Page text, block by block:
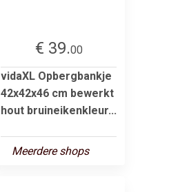
€ 39.00
vidaXL Opbergbankje
42x42x46 cm bewerkt
hout bruineikenkleur...
Meerdere shops